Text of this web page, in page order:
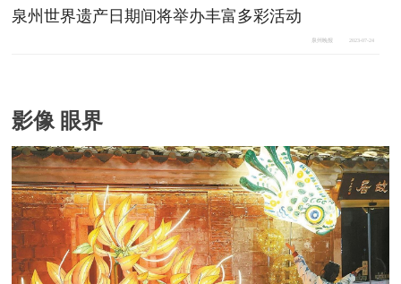
泉州世界遗产日期间将举办丰富多彩活动
泉州晚报 2023-07-24
影像 眼界